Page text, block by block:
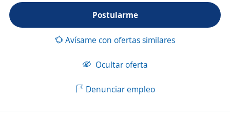
Postularme
Avísame con ofertas similares
Ocultar oferta
Denunciar empleo